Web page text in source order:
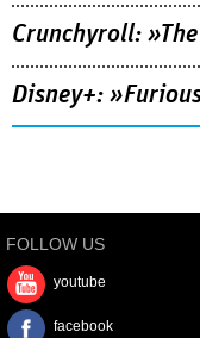
Crunchyroll:
Disney+:
FOLLOW US
youtube
facebook